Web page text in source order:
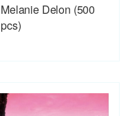
Melanie Delon (500
pcs)